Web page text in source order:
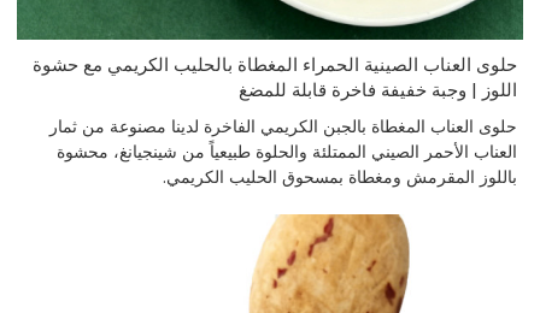
حلوى العناب الصينية الحمراء المغطاة بالحليب الكريمي مع حشوة
اللوز | وجبة خفيفة فاخرة قابلة للمضغ
حلوى العناب المغطاة بالجبن الكريمي الفاخرة لدينا مصنوعة من ثمار
العناب الأحمر الصيني الممتلئة والحلوة طبيعياً من شينجيانغ، محشوة
باللوز المقرمش ومغطاة بمسحوق الحليب الكريمي.